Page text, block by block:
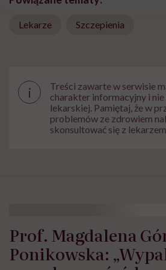
Lekarze Szczepienia
i
Treści zawarte w serwisie
charakter informacyjny i
lekarskiej. Pamiętaj, że w
problemów ze zdrowiem
skonsultować się z
Prof. Magdalena
Ponikowska: